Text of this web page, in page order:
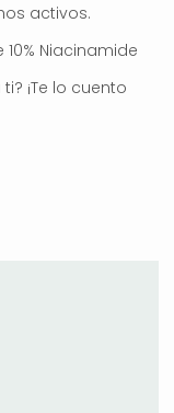
activos.
Niacinamide
¡Te lo cuento